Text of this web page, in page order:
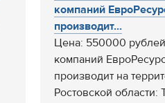
компаний
производит...
Цена: 550000
компаний
производит на
Ростовской области: